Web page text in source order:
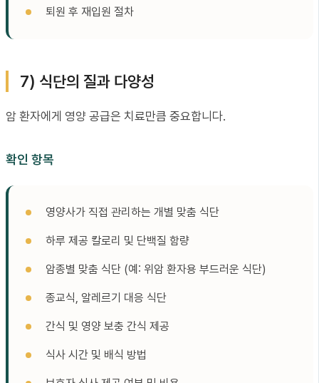
퇴원 후 재입원 절차
7) 식단의 질과 다양성
암 환자에게 영양 공급은 치료만큼 중요합니다.
확인 항목
영양사가 직접 관리하는 개별 맞춤 식단
하루 제공 칼로리 및 단백질 함량
암종별 맞춤 식단 (예: 위암 환자용 부드러운 식단)
종교식, 알레르기 대응 식단
간식 및 영양 보충 간식 제공
식사 시간 및 배식 방법